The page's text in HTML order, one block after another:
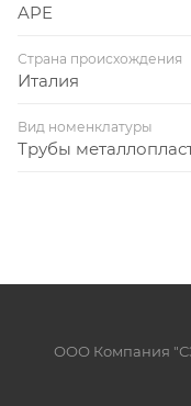
APE
Страна происхождения
Италия
Вид номенклатуры
Трубы
ООО Компания